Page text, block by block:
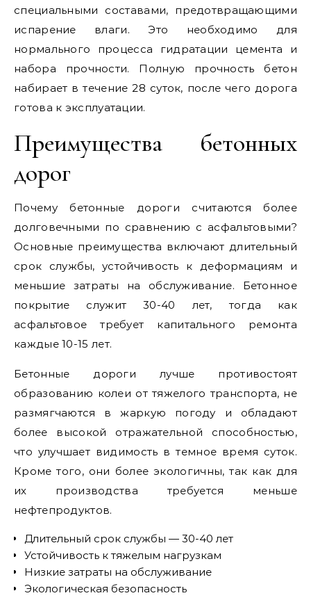
специальными составами, предотвращающими
испарение влаги. Это необходимо для
нормального процесса гидратации цемента и
набора прочности. Полную прочность бетон
набирает в течение 28 суток, после чего дорога
готова к эксплуатации.
Преимущества бетонных
дорог
Почему бетонные дороги считаются более
долговечными по сравнению с асфальтовыми?
Основные преимущества включают длительный
срок службы, устойчивость к деформациям и
меньшие затраты на обслуживание. Бетонное
покрытие служит 30-40 лет, тогда как
асфальтовое требует капитального ремонта
каждые 10-15 лет.
Бетонные дороги лучше противостоят
образованию колеи от тяжелого транспорта, не
размягчаются в жаркую погоду и обладают
более высокой отражательной способностью,
что улучшает видимость в темное время суток.
Кроме того, они более экологичны, так как для
их производства требуется меньше
нефтепродуктов.
Длительный срок службы — 30-40 лет
Устойчивость к тяжелым нагрузкам
Низкие затраты на обслуживание
Экологическая безопасность